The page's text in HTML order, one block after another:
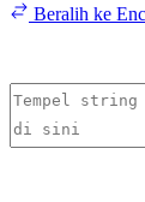
Beralih ke